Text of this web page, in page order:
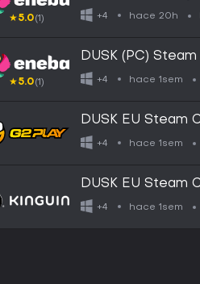
★5.0(1) +4 hace 20h
★5.0(1)
DUSK (PC)
+4 hace 1sem
DUSK EU Steam
+4 hace 1sem
DUSK EU Steam
+4 hace 1sem